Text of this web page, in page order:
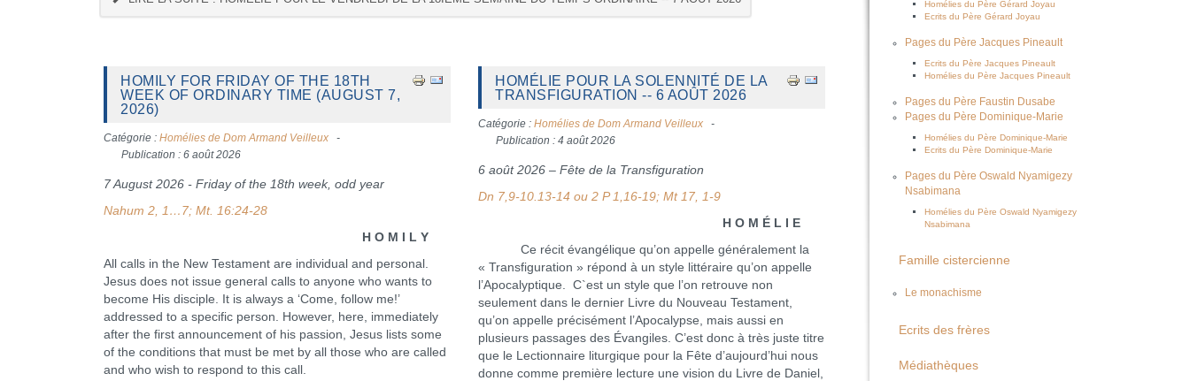
HOMILY FOR FRIDAY OF THE 18TH
WEEK OF ORDINARY TIME (AUGUST 7,
2026)
Catégorie : Homélies de Dom Armand Veilleux
Publication : 6 août 2026
7 August 2026 - Friday of the 18th week, odd year
Nahum 2, 1…7; Mt. 16:24-28
H O M I L Y
All calls in the New Testament are individual and personal.
Jesus does not issue general calls to anyone who wants to
become His disciple. It is always a ‘Come, follow me!’
addressed to a specific person. However, here, immediately
after the first announcement of his passion, Jesus lists some
of the conditions that must be met by all those who are called
and who wish to respond to this call.
HOMÉLIE POUR LA SOLENNITÉ DE LA
TRANSFIGURATION -- 6 AOÛT 2026
Catégorie :Homélies de Dom Armand Veilleux
Publication : 4 août 2026
6 août 2026 – Fête de la Transfiguration
Dn 7,9-10.13-14 ou 2 P 1,16-19; Mt 17, 1-9
H O M É L I E
Ce récit évangélique qu’on appelle généralement la
« Transfiguration » répond à un style littéraire qu’on appelle
l’Apocalyptique. C`est un style que l’on retrouve non
seulement dans le dernier Livre du Nouveau Testament,
qu’on appelle précisément l’Apocalypse, mais aussi en
plusieurs passages des Évangiles. C’est donc à très juste titre
que le Lectionnaire liturgique pour la Fête d’aujourd’hui nous
donne comme première lecture une vision du Livre de Daniel,
Homélies du Père Gérard Joyau
Ecrits du Père Gérard Joyau
Pages du Père Jacques Pineault
Ecrits du Père Jacques Pineault
Homélies du Père Jacques Pineault
Pages du Père Faustin Dusabe
Pages du Père Dominique-Marie
Homélies du Père Dominique-Marie
Ecrits du Père Dominique-Marie
Pages du Père Oswald Nyamigezy
Nsabimana
Homélies du Père Oswald Nyamigezy
Nsabimana
Famille cistercienne
Le monachisme
Ecrits des frères
Médiathèques